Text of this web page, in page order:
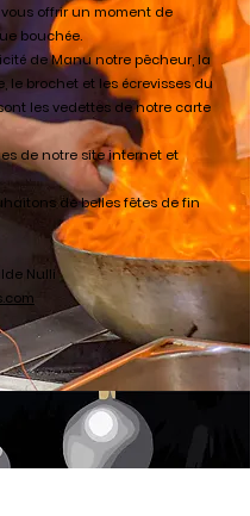
offrir un moment de
bouchée.
de Manu notre pêcheur, la
le brochet et les écrevisses du
les vedettes de notre carte
de notre site internet et
de belles fêtes de fin
Nulli